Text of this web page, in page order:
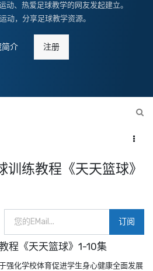
动、热爱足球教学的网友发起建立。
动，分享足球教学资源。
简介 注册
练教程《天天篮球》
订阅
程《天天篮球》1-10集
强化学校体育促进学生身心健康全面发展